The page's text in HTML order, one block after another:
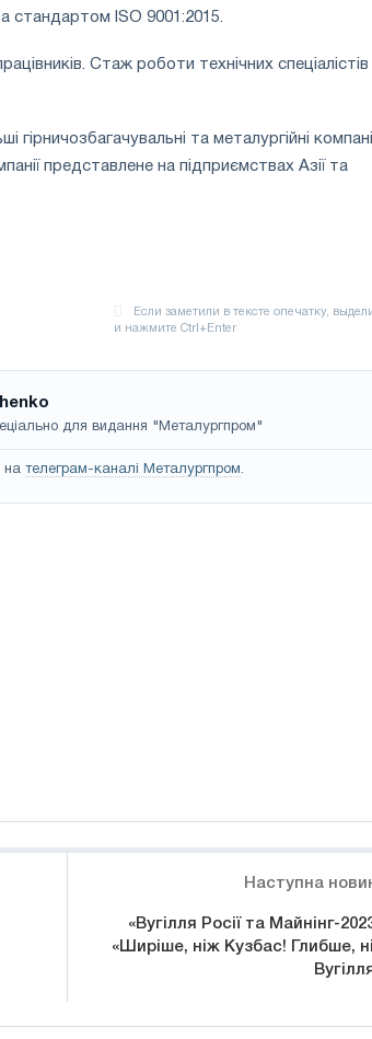
стандартом ISO 9001:2015.
Стаж роботи технічних спеціалістів
та металургійні
представлене на підприємствах Азії та
для видання "Металургпром"
на телеграм-каналі Металургпром.
Наступна
«Вугілля Росії та Майнінг-
«Ширіше, ніж Кузбас! Глибше,